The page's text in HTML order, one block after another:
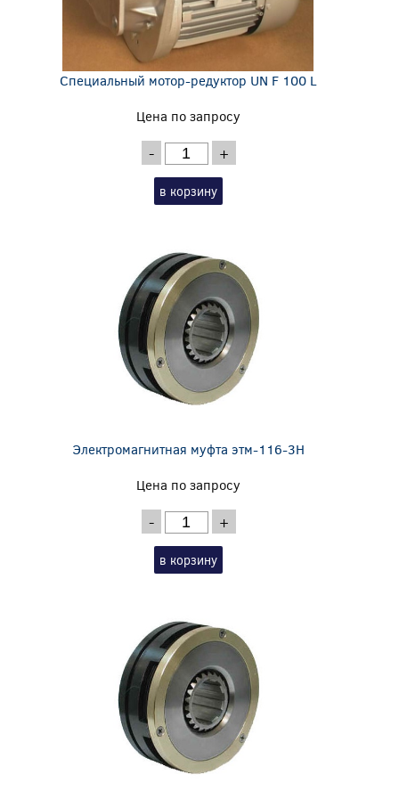
Специальный мотор-редуктор UN F 100 L
Цена по запросу
- +
в корзину
Электромагнитная муфта этм-116-3Н
Цена по запросу
- +
в корзину